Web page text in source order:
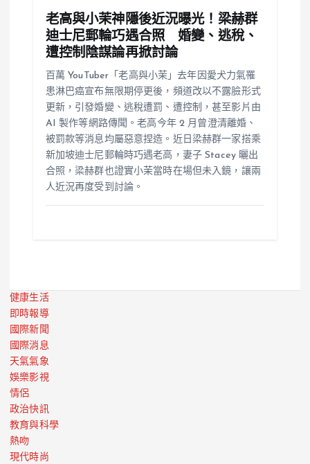
老高與小茉神隱後近況曝光！梁赫群
迪士尼郵輪巧遇合照 婚變、逃稅、
遭控制陰謀論再掀討論
百萬 YouTuber「老高與小茉」去年因愛犬力氣罹
患淋巴癌宣布無限期停更後，頻道改以不露臉形式
更新，引發婚變、逃稅遭罰、遭控制，甚至影片由
AI 製作等網路傳聞。老高今年 2 月曾澄清離婚、
被罰款等消息均屬惡意捏造。近日梁赫群一家搭乘
新加坡迪士尼郵輪時巧遇老高，妻子 Stacey 曬出
合照，梁赫群也證實小茉當時在場但未入鏡，讓兩
人近況再度受到討論。
健康生活
即時報導
國際新聞
國際消息
天氣氣象
娛樂影視
情侶
政治快訊
教育與科學
熱吻
現代時尚